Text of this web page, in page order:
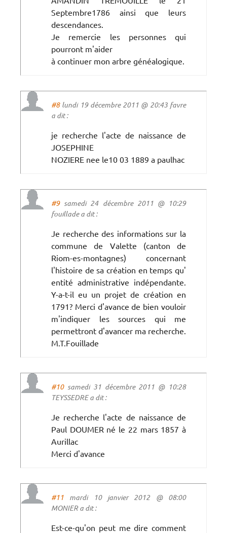
Septembre1786 ainsi que leurs
descendances.
Je remercie les personnes qui
pourront m'aider
à continuer mon arbre généalogique.
#8lundi 19 décembre 2011 @ 20:43 favre
a dit :
je recherche l'acte de naissance de
JOSEPHINE
NOZIERE nee le10 03 1889 a paulhac
#9samedi 24 décembre 2011 @ 10:29
fouillade a dit :
Je recherche des informations sur la
commune de Valette (canton de
Riom-es-montagnes) concernant
l'histoire de sa création en temps qu'
entité administrative indépendante.
Y-a-t-il eu un projet de création en
1791? Merci d'avance de bien vouloir
m'indiquer les sources qui me
permettront d'avancer ma recherche.
M.T.Fouillade
#10samedi 31 décembre 2011 @ 10:28
TEYSSEDRE a dit :
Je recherche l'acte de naissance de
Paul DOUMER né le 22 mars 1857 à
Aurillac
Merci d'avance
#11 mardi 10 janvier 2012 @ 08:00
MONIER a dit :
Est-ce-qu'on peut me dire comment